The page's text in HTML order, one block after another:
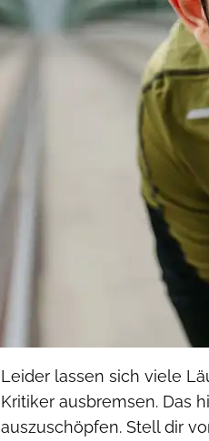
Leider lassen sich viele
Kritiker ausbremsen. Das
auszuschöpfen. Stell dir